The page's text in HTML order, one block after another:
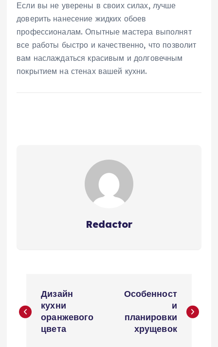
Если вы не уверены в своих силах, лучше
доверить нанесение жидких обоев
профессионалам. Опытные мастера выполнят
все работы быстро и качественно, что позволит
вам наслаждаться красивым и долговечным
покрытием на стенах вашей кухни.
Redactor
а
Дизайн
кухни
оранжевого
цвета
Особенност
и
планировки
хрущевок